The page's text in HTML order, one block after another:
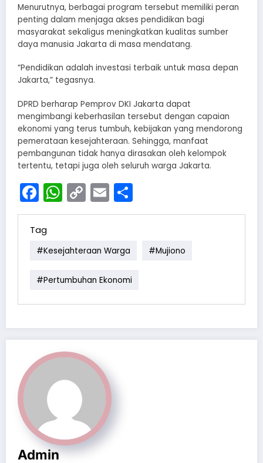
Menurutnya, berbagai program tersebut memiliki peran
penting dalam menjaga akses pendidikan bagi
masyarakat sekaligus meningkatkan kualitas sumber
daya manusia Jakarta di masa mendatang.
“Pendidikan adalah investasi terbaik untuk masa depan
Jakarta,” tegasnya.
DPRD berharap Pemprov DKI Jakarta dapat
mengimbangi keberhasilan tersebut dengan capaian
ekonomi yang terus tumbuh, kebijakan yang mendorong
pemerataan kesejahteraan. Sehingga, manfaat
pembangunan tidak hanya dirasakan oleh kelompok
tertentu, tetapi juga oleh seluruh warga Jakarta.
Facebook
WhatsApp
Copy
Link
Email
Tag
#Kesejahteraan Warga #Mujiono
#Pertumbuhan Ekonomi
Admin